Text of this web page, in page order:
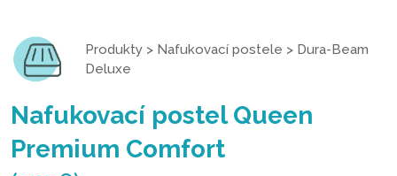
Produkty > Nafukovací postele > Dura-Beam
Deluxe
Nafukovací postel Queen
Premium Comfort